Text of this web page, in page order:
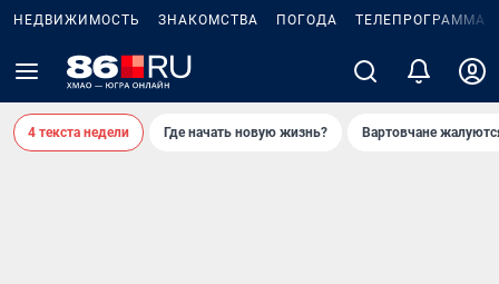
НЕДВИЖИМОСТЬ ЗНАКОМСТВА ПОГОДА ТЕЛЕПРОГРАММА
4 текста недели Где начать новую жизнь? Вартовчане